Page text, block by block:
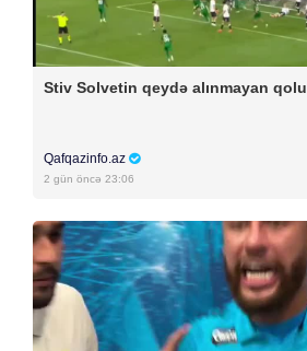
Stiv Solvetin qeydə alınmayan qolu
Qafqazinfo.az
2 gün öncə 23:06